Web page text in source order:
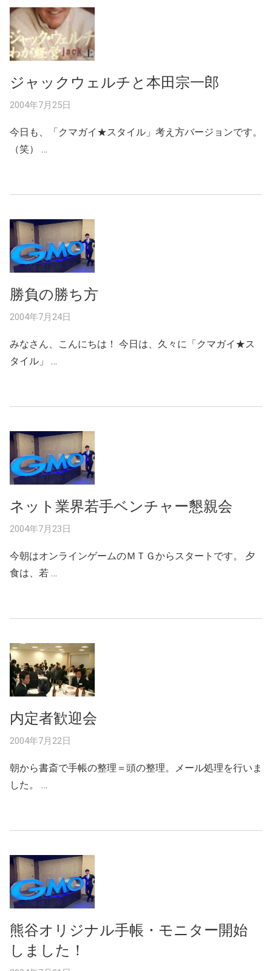
ジャックウェルチと本田宗一郎
2004年7月25日
今日も、「クマガイ★スタイル」考え方バージョンです。
（笑） …
勝負の勝ち方
2004年7月24日
みなさん、こんにちは！ 今日は、久々に「クマガイ★ス
タイル」 …
ネット業界若手ベンチャー懇親会
2004年7月23日
今朝はオンラインゲームのＭＴＧからスタートです。 夕
食は、若 …
内定者歓迎会
2004年7月22日
朝から書斎で手帳の整理＝頭の整理。メール処理を行いま
した。 …
熊谷オリジナル手帳・モニター開始
しました！